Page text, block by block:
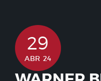
29
ABR 24